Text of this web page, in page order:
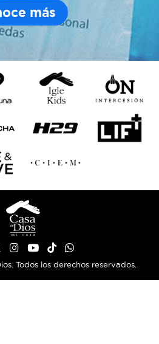
más
Todos los derechos reservados.